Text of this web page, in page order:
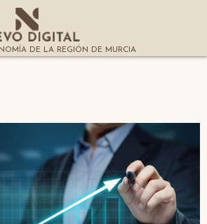
DE LA REGIÓN DE MURCIA